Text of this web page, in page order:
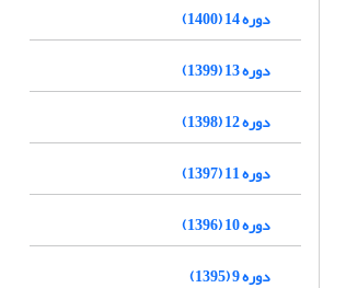
دوره 14 (1400)
دوره 13 (1399)
دوره 12 (1398)
دوره 11 (1397)
دوره 10 (1396)
دوره 9 (1395)